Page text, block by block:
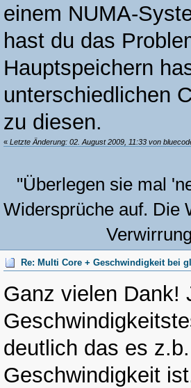
einem NUMA-
hast du das
Hauptspeichern
unterschiedlichen
zu diesen.
« Letzte Änderung: 02. August 2009, 11:33 von
"Überlegen sie mal
Widersprüche auf. Die
Re: Multi Core + Geschwindigkeit bei
Ganz vielen Dank!
deutlich das es
Geschwindigkeit